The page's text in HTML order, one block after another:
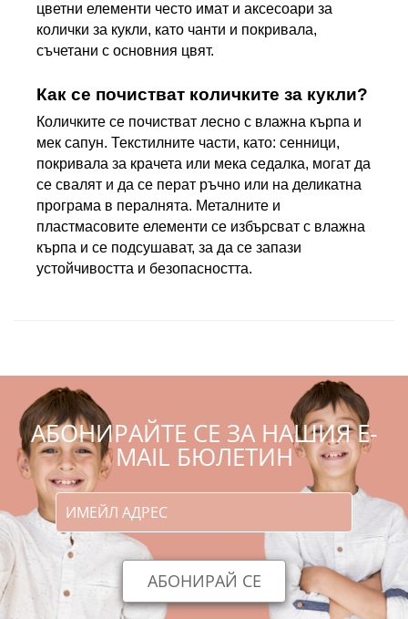
цветни елементи често имат и аксесоари за
колички за кукли, като чанти и покривала,
съчетани с основния цвят.
Как се почистват количките за кукли?
Количките се почистват лесно с влажна кърпа и
мек сапун. Текстилните части, като: сенници,
покривала за крачета или мека седалка, могат да
се свалят и да се перат ръчно или на деликатна
програма в пералнята. Металните и
пластмасовите елементи се избърсват с влажна
кърпа и се подсушават, за да се запази
устойчивостта и безопасността.
АБОНИРАЙТЕ СЕ ЗА НАШИЯ E-
MAIL БЮЛЕТИН